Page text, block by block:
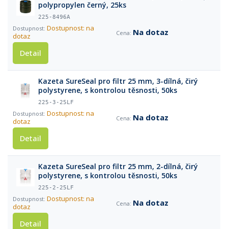
polypropylen černý, 25ks
225-8496A
Dostupnost: na
dotaz
Na dotaz
Detail
Kazeta SureSeal pro filtr 25 mm, 3-dílná, čirý
polystyrene, s kontrolou těsnosti, 50ks
225-3-25LF
Dostupnost: na
dotaz
Na dotaz
Detail
Kazeta SureSeal pro filtr 25 mm, 2-dílná, čirý
polystyrene, s kontrolou těsnosti, 50ks
225-2-25LF
Dostupnost: na
dotaz
Na dotaz
Detail